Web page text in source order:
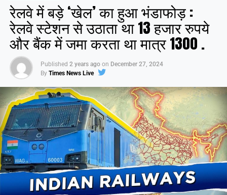
रेलवे में बड़े ‘खेल’ का हुआ भंडाफोड़ :
रेलवे स्टेशन से उठाता था 13 हजार रुपये
और बैंक में जमा करता था मात्र 1300 .
Published 2 years ago on December 27, 2024
By Times News Live